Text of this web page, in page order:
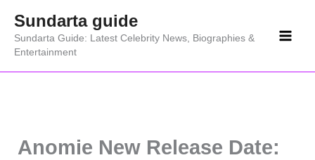
content
Sundarta guide
Sundarta Guide: Latest Celebrity News, Biographies &
Entertainment
Anomie New Release Date: